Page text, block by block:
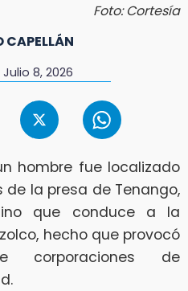
Foto: Cortesía
CAPELLÁN
8, 2026
hombre fue localizado
de la presa de Tenango,
que conduce a la
hecho que provocó
corporaciones de